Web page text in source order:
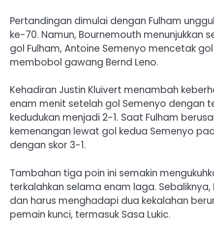
Pertandingan dimulai dengan Fulham
ke-70. Namun, Bournemouth
gol Fulham, Antoine Semenyo mencetak
membobol gawang Bernd Leno.
Kehadiran Justin Kluivert menambah
enam menit setelah gol Semenyo dengan
kedudukan menjadi 2-1. Saat Fulham
kemenangan lewat gol kedua Semenyo
dengan skor 3-1.
Tambahan tiga poin ini semakin
terkalahkan selama enam laga.
dan harus menghadapi dua kekalahan
pemain kunci, termasuk Sasa Lukic.